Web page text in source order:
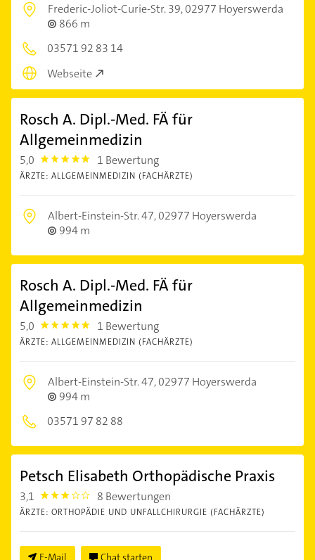
Frederic-Joliot-Curie-Str. 39,02977 Hoyerswerda
866 m
03571 92 83 14
Webseite
Rosch A. Dipl.-Med. FÄ für
Allgemeinmedizin
5,0 5.0 1 Bewertung
ÄRZTE: ALLGEMEINMEDIZIN (FACHÄRZTE)
Albert-Einstein-Str. 47,02977 Hoyerswerda
994 m
Rosch A. Dipl.-Med. FÄ für
Allgemeinmedizin
5,0 5.0 1 Bewertung
ÄRZTE: ALLGEMEINMEDIZIN (FACHÄRZTE)
Albert-Einstein-Str. 47,02977 Hoyerswerda
994 m
03571 97 82 88
Petsch Elisabeth Orthopädische Praxis
3,1 3.1000001 8 Bewertungen
ÄRZTE: ORTHOPÄDIE UND UNFALLCHIRURGIE (FACHÄRZTE)
E-Mail Chat starten